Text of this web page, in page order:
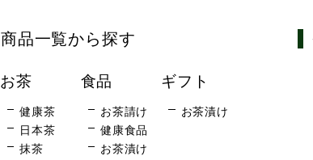
商品一覧から探す
お茶
健康茶
日本茶
抹茶
食品
お茶請け
健康食品
お茶漬け
ギフト
お茶漬け